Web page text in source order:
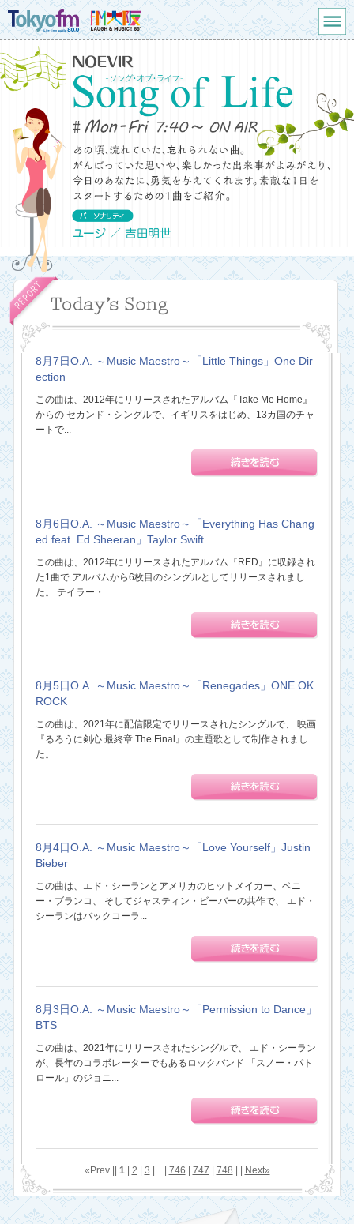
8月7日O.A. ～Music Maestro～「Little Things」One Dir
ection
この曲は、2012年にリリースされたアルバム『Take Me Home』
からの セカンド・シングルで、イギリスをはじめ、13カ国のチャ
ートで...
8月6日O.A. ～Music Maestro～「Everything Has Chang
ed feat. Ed Sheeran」Taylor Swift
この曲は、2012年にリリースされたアルバム『RED』に収録され
た1曲で アルバムから6枚目のシングルとしてリリースされまし
た。 テイラー・...
8月5日O.A. ～Music Maestro～「Renegades」ONE OK
ROCK
この曲は、2021年に配信限定でリリースされたシングルで、 映画
『るろうに剣心 最終章 The Final』の主題歌として制作されまし
た。 ...
8月4日O.A. ～Music Maestro～「Love Yourself」Justin
Bieber
この曲は、エド・シーランとアメリカのヒットメイカー、ベニ
ー・ブランコ、 そしてジャスティン・ビーバーの共作で、 エド・
シーランはバックコーラ...
8月3日O.A. ～Music Maestro～「Permission to Dance」
BTS
この曲は、2021年にリリースされたシングルで、 エド・シーラン
が、長年のコラボレーターでもあるロックバンド 「スノー・パト
ロール」のジョニ...
«Prev || 1| 2 3 | ...| 746 747 748 Next»